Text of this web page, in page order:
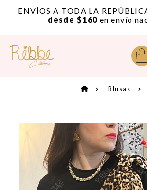
ENVÍOS A TODA LA
desde $160 en envío
Blusas